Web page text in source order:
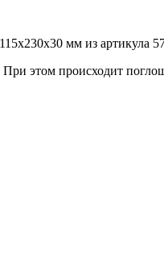
мм из артикула
этом происходит